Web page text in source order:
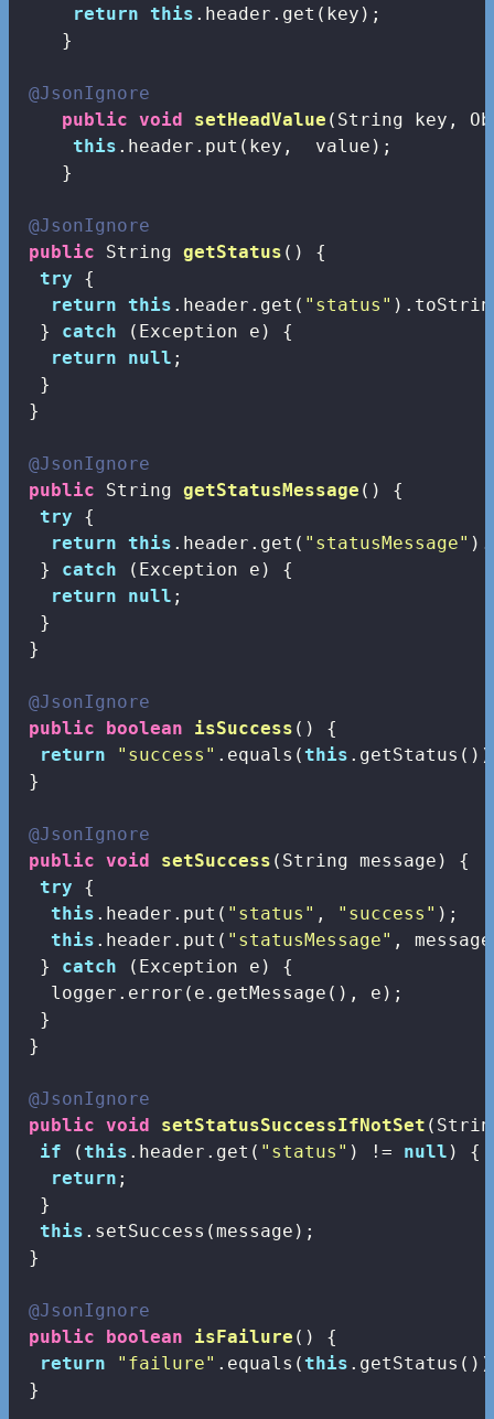
return this .header.get(key);
    }
@JsonIgnore
public void setHeadValue (String key,
this .header.put(key,  value);
    }
@JsonIgnore
public String getStatus ()
{
try {
return this .header.get( "status"
  }
catch (Exception e) {
return
null ;
  }
}
@JsonIgnore
public String getStatusMessage ()
{
try {
return this .header.get( "statusMessage"
  }
catch (Exception e) {
return
null ;
  }
}
@JsonIgnore
public
boolean isSuccess ()
{
return
"success" .equals(this
}
@JsonIgnore
public void setSuccess (String message)
{
try {
this .header.put( "status" , "success" );
this .header.put( "statusMessage" ,
  }
catch (Exception e) {
   logger.error(e.getMessage(), e);
  }
}
@JsonIgnore
public void setStatusSuccessIfNotSet
if (this .header.get( "status" ) != null ) {
return ;
  }
this .setSuccess(message);
}
@JsonIgnore
public
boolean isFailure ()
{
return
"failure" .equals(this
}